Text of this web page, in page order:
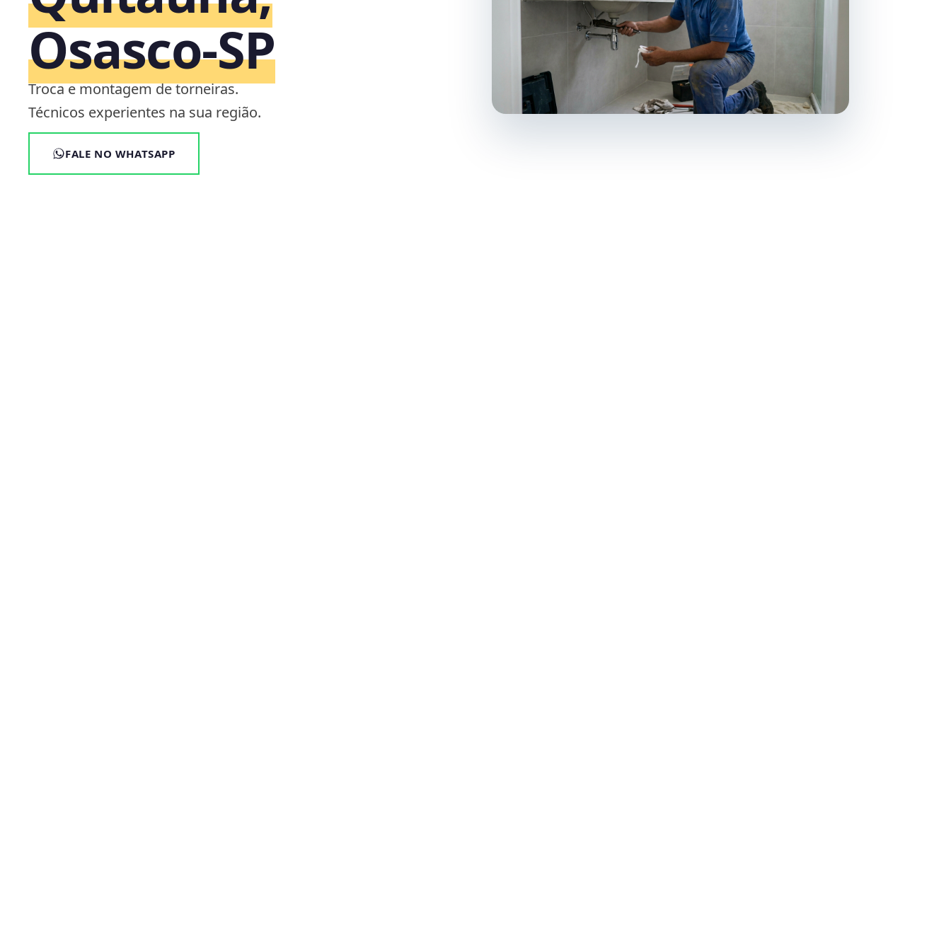
Osasco‑SP
Troca e montagem de torneiras.
Técnicos experientes na sua região.
FALE NO WHATSAPP